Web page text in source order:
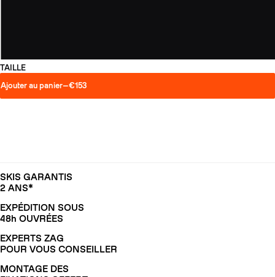
TAILLE
Ajouter au panier—€153
SKIS GARANTIS
2 ANS*
EXPÉDITION SOUS
48h OUVRÉES
EXPERTS ZAG
POUR VOUS CONSEILLER
MONTAGE DES